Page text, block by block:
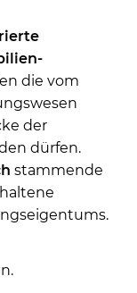
die vom
der
dürfen.
stammende